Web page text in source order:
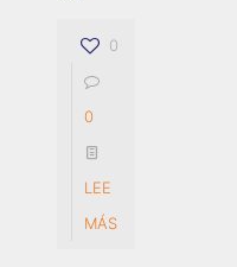
0
0
LEE
MÁS